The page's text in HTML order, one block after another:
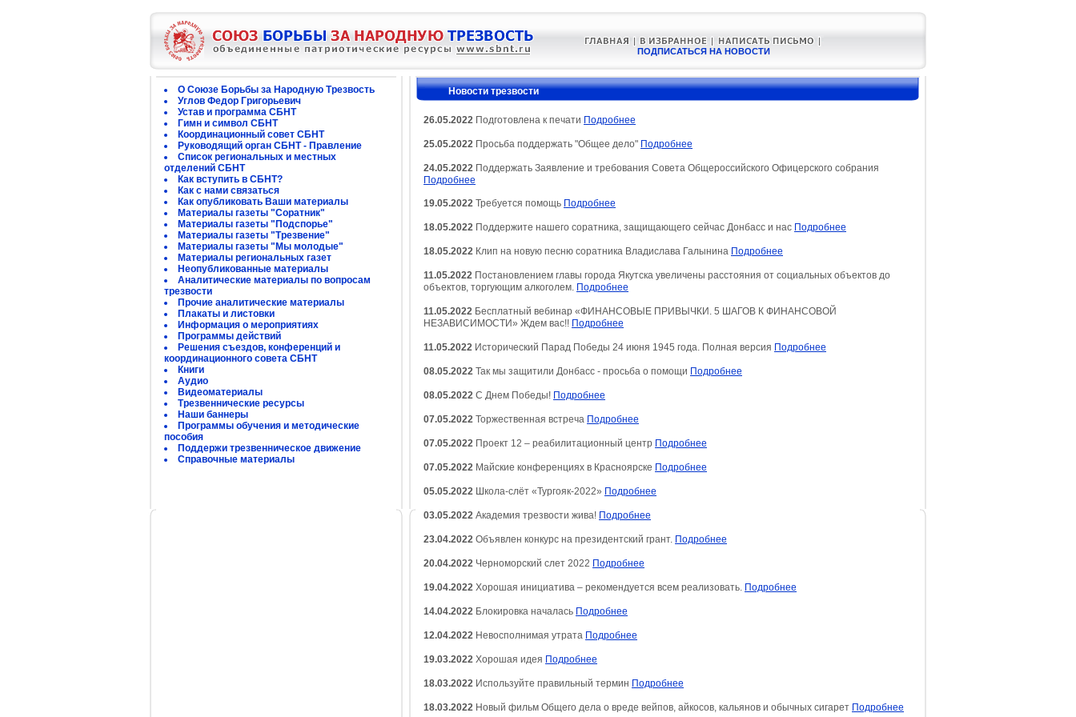
ПОДПИСАТЬСЯ НА НОВОСТИ
О Союзе Борьбы за Народную Трезвость
Углов Федор Григорьевич
Устав и программа СБНТ
Гимн и символ СБНТ
Координационный совет СБНТ
Руководящий орган СБНТ - Правление
Список региональных и местных
отделений СБНТ
Как вступить в СБНТ?
Как с нами связаться
Как опубликовать Ваши материалы
Материалы газеты "Соратник"
Материалы газеты "Подспорье"
Материалы газеты "Трезвение"
Материалы газеты "Мы молодые"
Материалы региональных газет
Неопубликованные материалы
Аналитические материалы по вопросам
трезвости
Прочие аналитические материалы
Плакаты и листовки
Информация о мероприятиях
Программы действий
Решения съездов, конференций и
координационного совета СБНТ
Книги
Аудио
Видеоматериалы
Трезвеннические ресурсы
Наши баннеры
Программы обучения и методические
пособия
Поддержи трезвенническое движение
Справочные материалы
Новости трезвости
26.05.2022 Подготовлена к печати Подробнее
25.05.2022 Просьба поддержать "Общее дело" Подробнее
24.05.2022 Поддержать Заявление и требования Совета Общероссийского Офицерского собрания
Подробнее
19.05.2022 Требуется помощь Подробнее
18.05.2022 Поддержите нашего соратника, защищающего сейчас Донбасс и нас Подробнее
18.05.2022 Клип на новую песню соратника Владислава Галынина Подробнее
11.05.2022 Постановлением главы города Якутска увеличены расстояния от социальных объектов до
объектов, торгующим алкоголем. Подробнее
11.05.2022 Бесплатный вебинар «ФИНАНСОВЫЕ ПРИВЫЧКИ. 5 ШАГОВ К ФИНАНСОВОЙ
НЕЗАВИСИМОСТИ» Ждем вас!! Подробнее
11.05.2022 Исторический Парад Победы 24 июня 1945 года. Полная версия Подробнее
08.05.2022 Так мы защитили Донбасс - просьба о помощи Подробнее
08.05.2022 С Днем Победы! Подробнее
07.05.2022 Торжественная встреча Подробнее
07.05.2022 Проект 12 – реабилитационный центр Подробнее
07.05.2022 Майские конференциях в Красноярске Подробнее
05.05.2022 Школа-слёт «Тургояк-2022» Подробнее
03.05.2022 Академия трезвости жива! Подробнее
23.04.2022 Объявлен конкурс на президентский грант. Подробнее
20.04.2022 Черноморский слет 2022 Подробнее
19.04.2022 Хорошая инициатива – рекомендуется всем реализовать. Подробнее
14.04.2022 Блокировка началась Подробнее
12.04.2022 Невосполнимая утрата Подробнее
19.03.2022 Хорошая идея Подробнее
18.03.2022 Используйте правильный термин Подробнее
18.03.2022 Новый фильм Общего дела о вреде вейпов, айкосов, кальянов и обычных сигарет Подробнее